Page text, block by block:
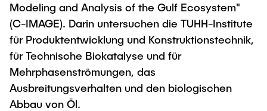
Modeling and Analysis of the Gulf Ecosystem"
(C-IMAGE). Darin untersuchen die TUHH-Institute
für Produktentwicklung und Konstruktionstechnik,
für Technische Biokatalyse und für
Mehrphasenströmungen, das
Ausbreitungsverhalten und den biologischen
Abbau von Öl.